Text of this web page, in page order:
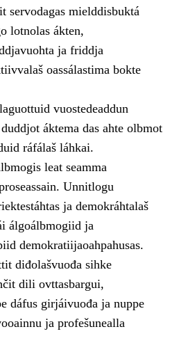
servodagas mielddisbuktá
lotnolas ákten,
ja friddja
oassálastima bokte
vuostedeaddun
áktema das ahte olbmot
ráfálaš láhkai.
leat seamma
Unnitlogu
ja demokráhtalaš
álgoálbmogiid ja
demokratiijaoahpahusas.
diđolašvuođa sihke
dili ovttasbargui,
dáfus girjáivuođa ja nuppe
ja profešunealla